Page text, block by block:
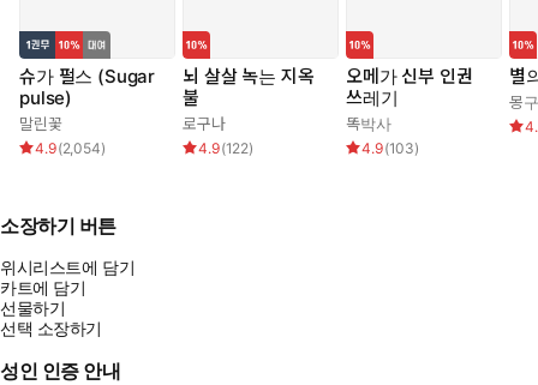
슈가 펄스 (Sugar
pulse)
말린꽃
4.9(2,054)
뇌 살살 녹는 지옥
불
로구나
4.9(122)
오메가 신부 인권
쓰레기
똑박사
4.9(103)
별
몽
소장하기 버튼
위시리스트에 담기
카트에 담기
선물하기
선택 소장하기
성인 인증 안내